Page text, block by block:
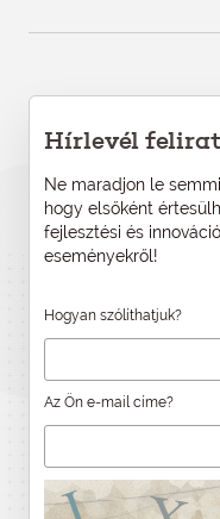
Hírlevél
Ne maradjon le
hogy elsőként
fejlesztési és
eseményekről!
Hogyan szólíthatjuk?
Az Ön e-mail címe?